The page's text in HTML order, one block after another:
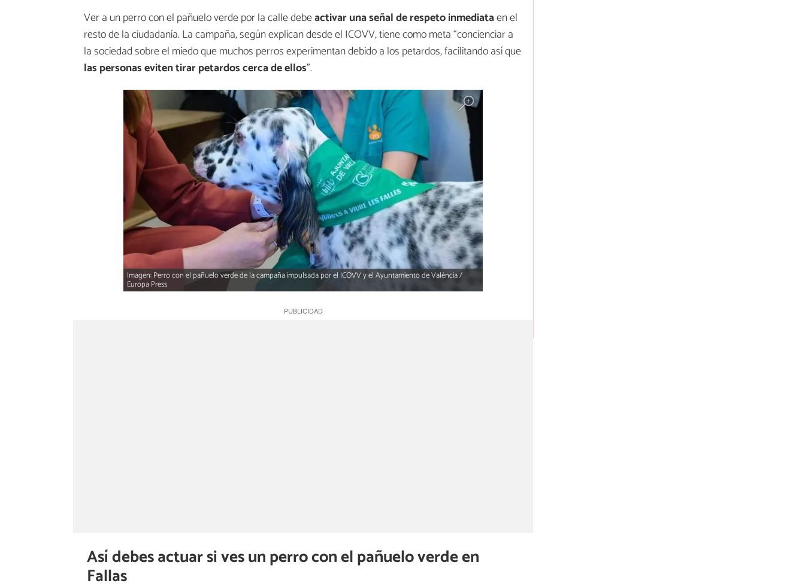
Ver a un perro con el pañuelo verde por la calle debeactivar una señal de respeto inmediataen el
resto de la ciudadanía. La campaña, según explican desde el ICOVV, tiene como meta “concienciar a
la sociedad sobre el miedo que muchos perros experimentan debido a los petardos, facilitando así que
las personas eviten tirar petardos cerca de ellos”.
Imagen: Perro con el pañuelo verde de la campaña impulsada por el ICOVV y el Ayuntamiento de València /
Europa Press
Así debes actuar si ves un perro con el pañuelo verde en
Fallas